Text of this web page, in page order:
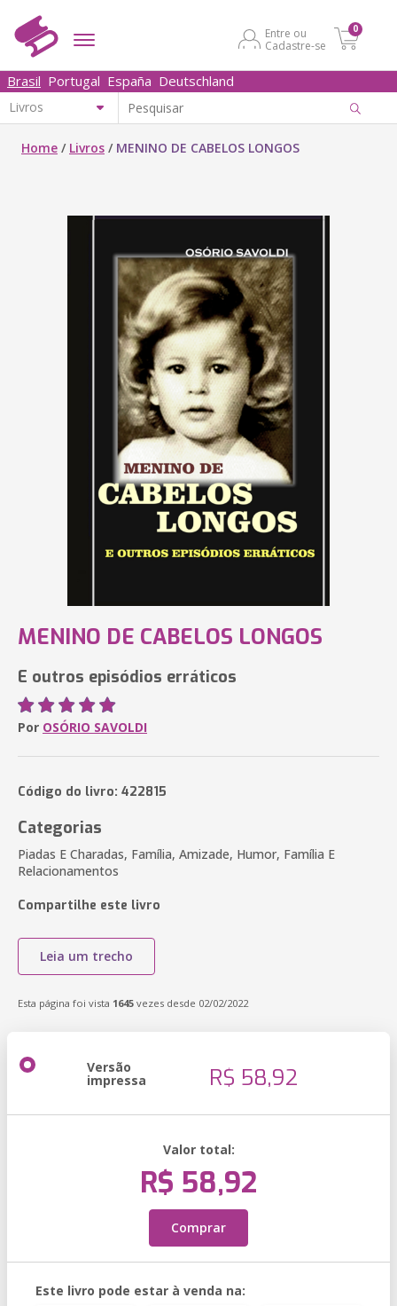
Entre ou
Cadastre-se
0
Brasil Portugal España Deutschland
Home / Livros / MENINO DE CABELOS LONGOS
MENINO DE CABELOS LONGOS
E outros episódios erráticos
Por OSÓRIO SAVOLDI
Código do livro: 422815
Categorias
Piadas E Charadas, Família, Amizade, Humor, Família E
Relacionamentos
Compartilhe este livro
Leia um trecho
Esta página foi vista 1645 vezes desde 02/02/2022
Versão
impressa R$ 58,92
Valor total:
R$ 58,92
Comprar
Este livro pode estar à venda na: